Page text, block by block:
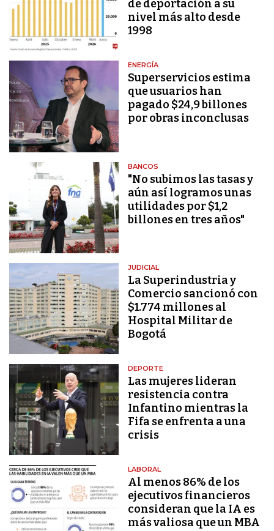
de deportación a su
nivel más alto desde
1998
ENERGÍA
Superservicios estima
que usuarios han
pagado $24,9 billones
por obras inconclusas
BANCOS
"No subimos las tasas y
aún así logramos unas
utilidades por $1,2
billones en tres años"
JUDICIAL
La Superindustria y
Comercio sancionó con
$1.774 millones al
Hospital Militar de
Bogotá
DEPORTE
Las mujeres lideran
resistencia contra
Infantino mientras la
Fifa se enfrenta a una
crisis
LABORAL
Al menos 86% de los
ejecutivos financieros
consideran que la IA es
más valiosa que un MBA